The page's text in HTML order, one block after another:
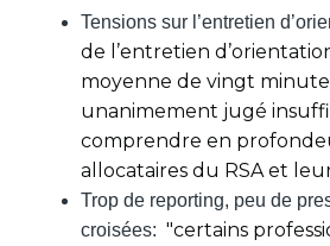
Tensions sur l’entretien
de l’entretien
moyenne de vingt
unanimement jugé
comprendre en
allocataires du RSA et
Trop de reporting, peu de
croisées: "certains